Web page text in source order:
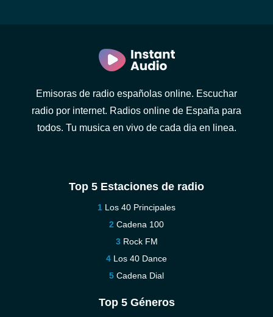
Emisoras de radio españolas online. Escuchar
radio por internet. Radios online de España para
todos. Tu musica en vivo de cada dia en linea.
Top 5 Estaciones de radio
Los 40 Principales
Cadena 100
Rock FM
Los 40 Dance
Cadena Dial
Top 5 Géneros